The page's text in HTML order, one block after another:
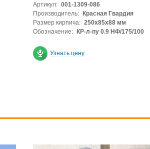
Артикул: 001-1309-086
Производитель:
Красная Гвардия
Размер кирпича: 250х85х88 мм
Обозначение:
КР-л-пу 0.9 НФ/175/100
Узнать цену